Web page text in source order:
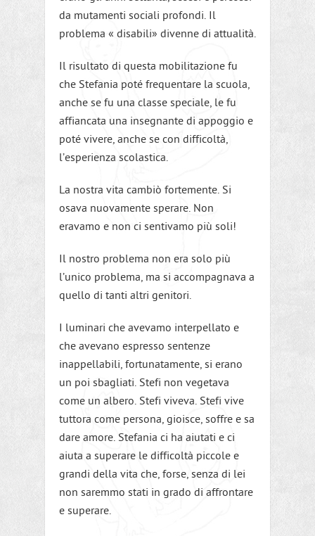
da mutamenti sociali profondi. Il
problema « disabili» divenne di attualità.
Il risultato di questa mobilitazione fu
che Stefania poté frequentare la scuola,
anche se fu una classe speciale, le fu
affiancata una insegnante di appoggio e
poté vivere, anche se con difficoltà,
l’esperienza scolastica.
La nostra vita cambiò fortemente. Si
osava nuovamente sperare. Non
eravamo e non ci sentivamo più soli!
Il nostro problema non era solo più
l’unico problema, ma si accompagnava a
quello di tanti altri genitori.
I luminari che avevamo interpellato e
che avevano espresso sentenze
inappellabili, fortunatamente, si erano
un poi sbagliati. Stefi non vegetava
come un albero. Stefi viveva. Stefi vive
tuttora come persona, gioisce, soffre e sa
dare amore. Stefania ci ha aiutati e ci
aiuta a superare le difficoltà piccole e
grandi della vita che, forse, senza di lei
non saremmo stati in grado di affrontare
e superare.